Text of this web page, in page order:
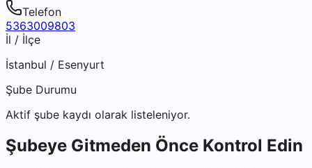
Telefon
5363009803
İl / İlçe
İstanbul / Esenyurt
Şube Durumu
Aktif şube kaydı olarak listeleniyor.
Şubeye Gitmeden Önce Kontrol Edin